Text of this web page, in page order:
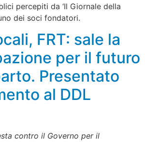
percepiti da ‘Il Giornale della
dei soci fondatori.
FRT: sale la
per il futuro
Presentato
al DDL
contro il Governo per il